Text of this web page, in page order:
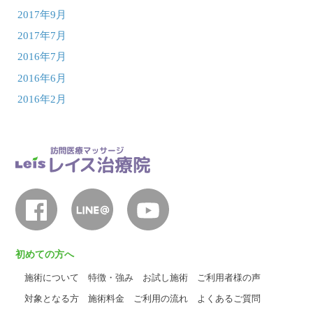
2017年9月
2017年7月
2016年7月
2016年6月
2016年2月
初めての方へ
施術について 特徴・強み お試し施術
ご利用者様の声
対象となる方
施術料金 ご利用の流れ よくあるご質問